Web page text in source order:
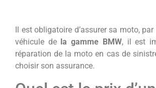
Il est obligatoire d’assurer sa moto,
véhicule dela gamme BMW, il est
réparation de la moto en cas de
choisir son assurance.